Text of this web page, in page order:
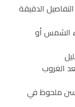
الدقيقة
الشمس أو
الغروب
ملحوظ في